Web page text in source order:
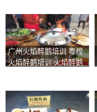
广州火焰醉鹅培训 粤煌
火焰醉鹅培训 火焰醉鹅